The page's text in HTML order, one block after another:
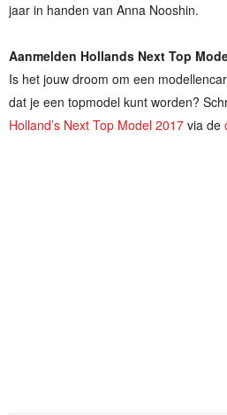
jaar in handen van Anna Nooshin.
Aanmelden Hollands Next Top
Is het jouw droom om een
dat je een topmodel kunt worden?
Holland’s Next Top Model 2017 via de